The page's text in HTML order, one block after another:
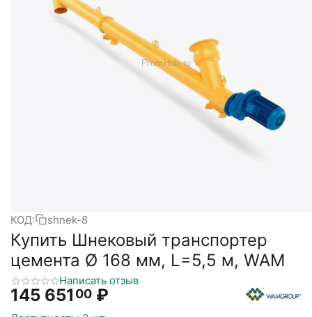
КОД: shnek-8
Купить Шнековый транспортер
цемента Ø 168 мм, L=5,5 м, WAM
Написать отзыв
145 651 00 ₽